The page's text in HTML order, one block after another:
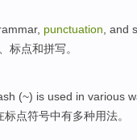
, punctuation and
、标点和拼写。
(~) is used in various
标点符号中有多种用法。